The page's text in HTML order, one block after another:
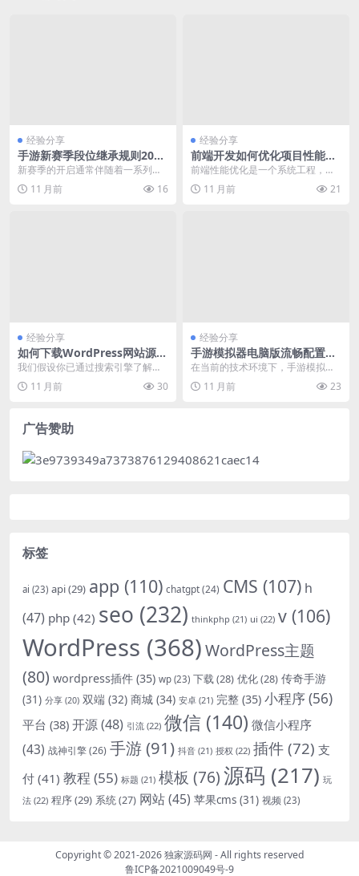
经验分享
手游新赛季段位继承规则2024
及赛季更新热点分析
新赛季的开启通常伴随着一系列的
规则调整和更新，对于手游玩家来
说，了解并掌握新赛季...
11 月前 16
经验分享
前端开发如何优化项目性能提
升加载速度 针对具体技术痛点
实用性强
前端性能优化是一个系统工程，涉
及多个层面。本文将聚焦于常见的
性能瓶颈，提供实用的...
11 月前 21
经验分享
如何下载WordPress网站源码
并部署到本地环境
我们假设你已通过搜索引擎了解
到，用户正积极搜索“WordPress网
站源码 下载...
11 月前 30
经验分享
手游模拟器电脑版流畅配置要
求及跨设备游玩技术需求
在当前的技术环境下，手游模拟器
电脑版已成为许多玩家和开发者的
重要工具。为了确保模...
11 月前 23
广告赞助
标签
ai (23) api(29) app (110) chatgpt(24) CMS (107) h
(47) php (42) seo (232) thinkphp (21) ui (22) v (106)
WordPress (368)WordPress主题
(80) wordpress插件 (35) wp (23) 下载(28) 优化(28) 传奇手游
(31) 分享 (20) 双端 (32) 商城 (34) 安卓 (21) 完整 (35) 小程序(56)
平台 (38) 开源(48) 引流 (22) 微信 (140) 微信小程序
(43) 战神引擎(26) 手游(91) 抖音 (21) 授权 (22) 插件 (72) 支
付 (41) 教程 (55) 标题 (21) 模板 (76)源码 (217) 玩
法 (22) 程序(29) 系统(27) 网站(45) 苹果cms (31) 视频 (23)
Copyright © 2021-2026独家源码网 - All rights reserved
鲁ICP备2021009049号-9